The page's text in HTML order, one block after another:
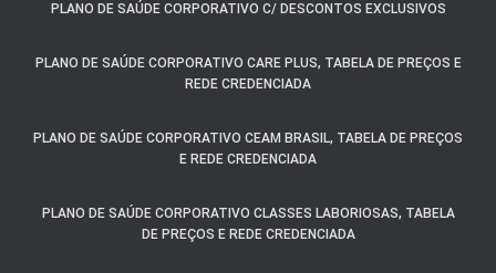
PLANO DE SAÚDE CORPORATIVO C/ DESCONTOS EXCLUSIVOS
PLANO DE SAÚDE CORPORATIVO CARE PLUS, TABELA DE PREÇOS E
REDE CREDENCIADA
PLANO DE SAÚDE CORPORATIVO CEAM BRASIL, TABELA DE PREÇOS
E REDE CREDENCIADA
PLANO DE SAÚDE CORPORATIVO CLASSES LABORIOSAS, TABELA
DE PREÇOS E REDE CREDENCIADA